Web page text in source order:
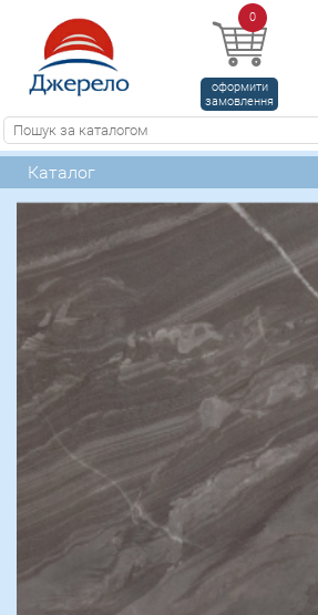
0
оформити
замовлення
Каталог